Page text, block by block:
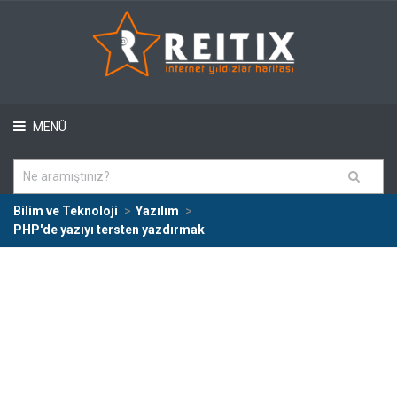
MENÜ
Bilim ve Teknoloji
Yazılım
PHP'de yazıyı tersten yazdırmak